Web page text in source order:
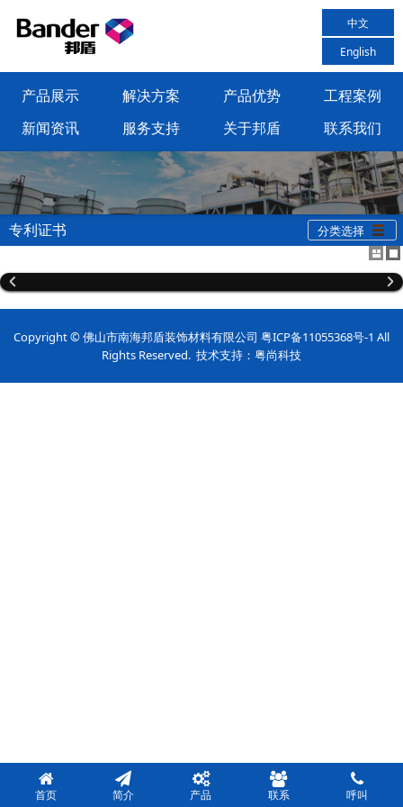
中文
English
产品展示 解决方案 产品优势
工程案例
新闻资讯
服务支持 关于邦盾 联系我们
专利证书 分类选择
Copyright © 佛山市南海邦盾装饰材料有限公司 粤ICP备11055368号-1 All
Rights Reserved. 技术支持： 粤尚科技
首页 简介 产品 联系 呼叫